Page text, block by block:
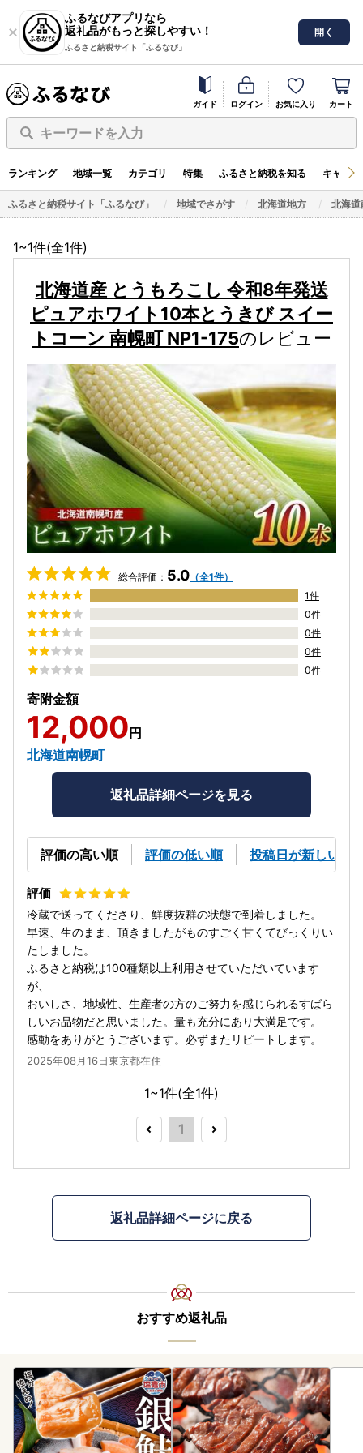
ふるなびアプリなら
返礼品がもっと探しやすい！
ふるさと納税サイト「ふるなび」
開く
ガイド ログイン お気に入り カート
キーワードを入力
ランキング 地域一覧 カテゴリ 特集 ふるさと納税を知る キャン
ふるさと納税サイト「ふるなび」 地域でさがす 北海道地方 北海道
1~1件(全1件)
北海道産 とうもろこし 令和8年発送
ピュアホワイト10本とうきび スイー
トコーン 南幌町 NP1-175のレビュー
総合評価： 5.0 （全1件）
1件
0件
0件
0件
0件
寄附金額
12,000円
北海道南幌町
返礼品詳細ページを見る
評価の高い順 評価の低い順 投稿日が新しい順
冷蔵で送ってくださり、鮮度抜群の状態で到着しました。
早速、生のまま、頂きましたがものすごく甘くてびっくりい
たしました。
ふるさと納税は100種類以上利用させていただいています
が、
おいしさ、地域性、生産者の方のご努力を感じられるすばら
しいお品物だと思いました。量も充分にあり大満足です。
感動をありがとうございます。必ずまたリピートします。
2025年08月16日東京都在住
1~1件(全1件)
1
返礼品詳細ページに戻る
おすすめ返礼品